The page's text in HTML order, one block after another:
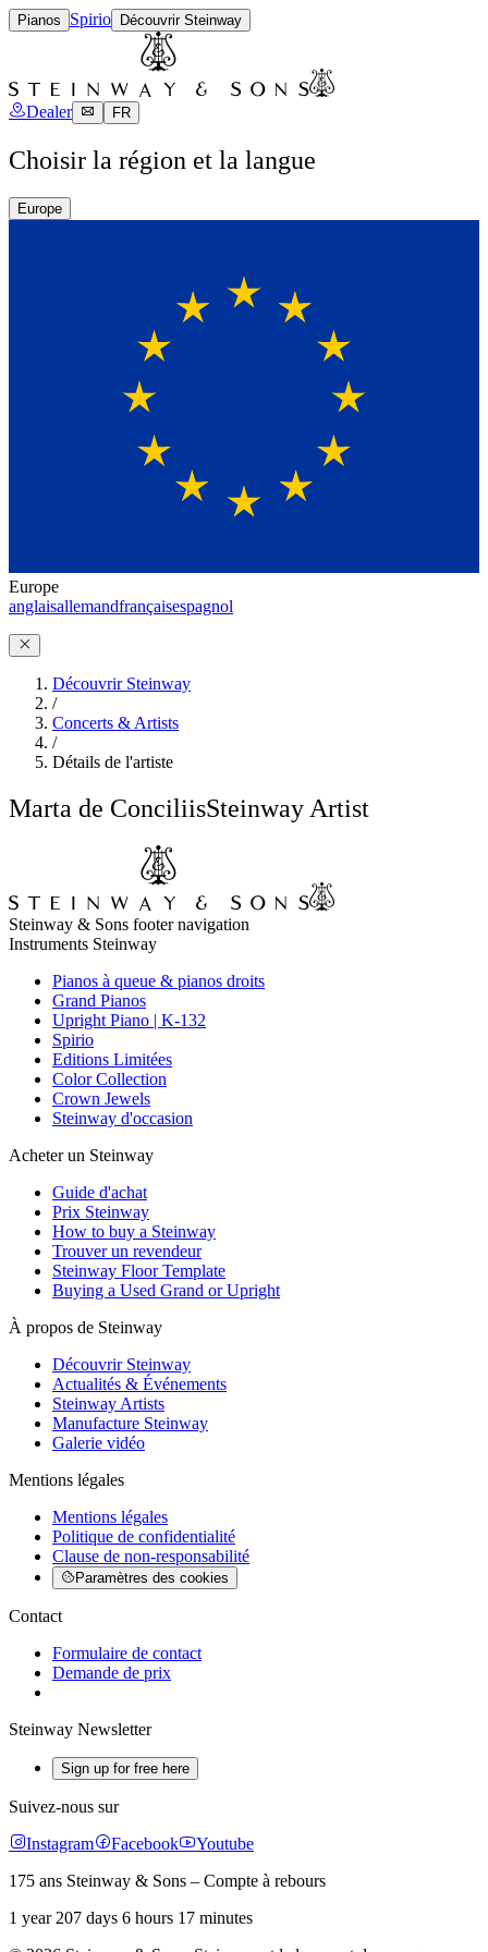
Pianos Spirio Découvrir Steinway
Dealer FR
Choisir la région et la langue
Europe
Europe
anglaisallemandfrançaisespagnol
Découvrir Steinway
/
Concerts & Artists
/
Détails de l'artiste
Marta de ConciliisSteinway Artist
Steinway & Sons footer navigation
Instruments Steinway
Pianos à queue & pianos droits
Grand Pianos
Upright Piano | K-132
Spirio
Editions Limitées
Color Collection
Crown Jewels
Steinway d'occasion
Acheter un Steinway
Guide d'achat
Prix Steinway
How to buy a Steinway
Trouver un revendeur
Steinway Floor Template
Buying a Used Grand or Upright
À propos de Steinway
Découvrir Steinway
Actualités & Événements
Steinway Artists
Manufacture Steinway
Galerie vidéo
Mentions légales
Mentions légales
Politique de confidentialité
Clause de non-responsabilité
Paramètres des cookies
Contact
Formulaire de contact
Demande de prix
Steinway Newsletter
Sign up for free here
Suivez-nous sur
Instagram
Facebook
Youtube
175 ans Steinway & Sons – Compte à rebours
1 year 207 days 6 hours 17 minutes